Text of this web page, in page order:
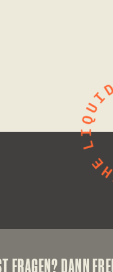
FRAGEN? DANN